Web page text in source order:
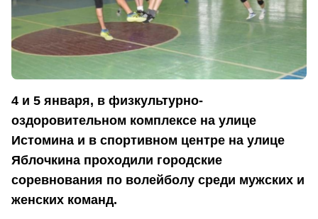
4 и 5 января, в физкультурно-
оздоровительном комплексе на улице
Истомина и в спортивном центре на улице
Яблочкина проходили городские
соревнования по волейболу среди мужских и
женских команд.